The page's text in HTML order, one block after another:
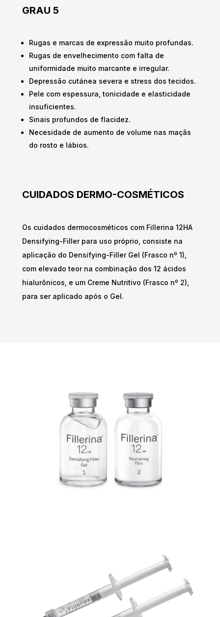
GRAU 5
Rugas e marcas de expressão muito profundas.
Rugas de envelhecimento com falta de
uniformidade muito marcante e irregular.
Depressão cutánea severa e stress dos tecidos.
Pele com espessura, tonicidade e elasticidade
insuficientes.
Sinais profundos de flacidez.
Necesidade de aumento de volume nas maçãs
do rosto e lábios.
CUIDADOS DERMO-COSMÉTICOS
Os cuidados dermocosméticos com Fillerina 12HA
Densifying-Filler para uso próprio, consiste na
aplicação do Densifying-Filler Gel (Frasco nº 1),
com elevado teor na combinação dos 12 ácidos
hialurônicos, e um Creme Nutritivo (Frasco nº 2),
para ser aplicado após o Gel.